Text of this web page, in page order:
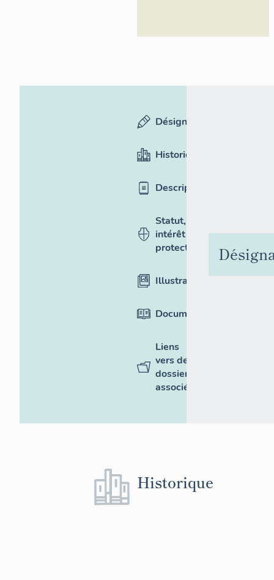
Désignation
Historique
Description
Statut,
intérêt et
protection
Illustrations
Documentation
Liens
vers des
dossiers
associés
Historique